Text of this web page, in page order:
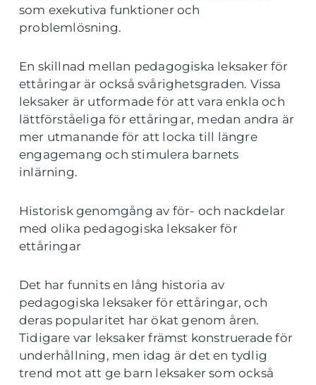
som exekutiva funktioner och
problemlösning.
En skillnad mellan pedagogiska leksaker för
ettåringar är också svårighetsgraden. Vissa
leksaker är utformade för att vara enkla och
lättförståeliga för ettåringar, medan andra är
mer utmanande för att locka till längre
engagemang och stimulera barnets
inlärning.
Historisk genomgång av för- och nackdelar
med olika pedagogiska leksaker för
ettåringar
Det har funnits en lång historia av
pedagogiska leksaker för ettåringar, och
deras popularitet har ökat genom åren.
Tidigare var leksaker främst konstruerade för
underhållning, men idag är det en tydlig
trend mot att ge barn leksaker som också